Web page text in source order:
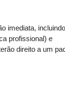
imediata,
profissional) e
direito a um